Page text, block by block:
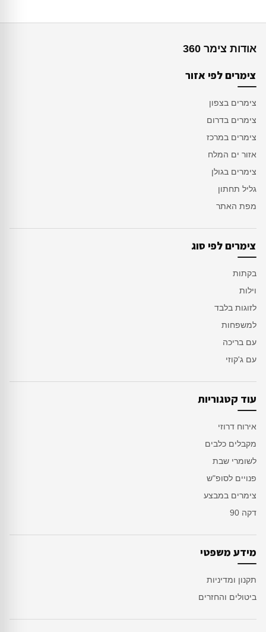
אודות צימר 360
צימרים לפי אזור
צימרים בצפון
צימרים בדרום
צימרים במרכז
אזור ים המלח
צימרים בגולן
גליל תחתון
מפת האתר
צימרים לפי סוג
בקתות
וילות
לזוגות בלבד
למשפחות
עם בריכה
עם ג'קוזי
עוד קטגוריות
אירוח דרוזי
מקבלים כלבים
לשומרי שבת
פנויים לסופ"ש
צימרים במבצע
דקה 90
מידע משפטי
תקנון ומדיניות
ביטולים והחזרים